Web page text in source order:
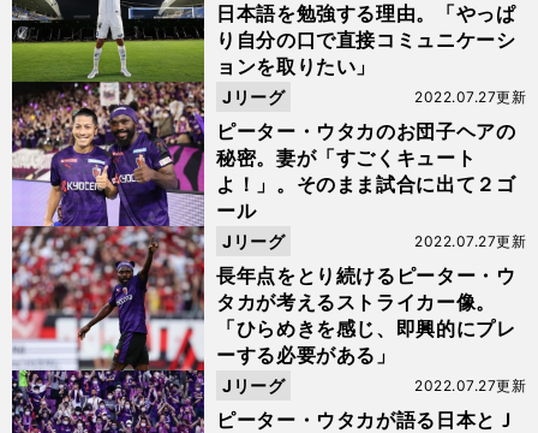
日本語を勉強する理由。「やっぱ
り自分の口で直接コミュニケーシ
ョンを取りたい」
ピーター・ウタカのお団子ヘアの
秘密。妻が「すごくキュート
よ！」。そのまま試合に出て２ゴ
ール
2022.07.27更新
Jリーグ
長年点をとり続けるピーター・ウ
タカが考えるストライカー像。
「ひらめきを感じ、即興的にプレ
ーする必要がある」
2022.07.27更新
Jリーグ
ピーター・ウタカが語る日本とＪ
2022.07.27更新
Jリーグ